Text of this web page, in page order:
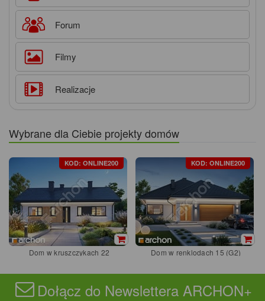
Forum
Filmy
Realizacje
Wybrane dla Ciebie projekty domów
KOD: ONLINE200
Dom w kruszczykach 22
KOD: ONLINE200
Dom w renklodach 15 (G2)
Dołącz do Newslettera ARCHON+